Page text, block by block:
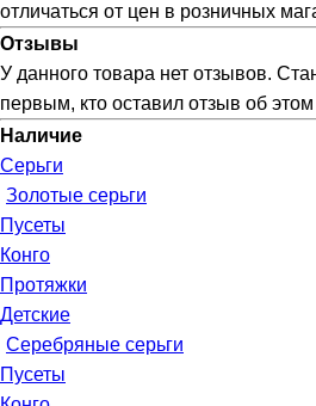
отличаться от цен в розничных
Отзывы
У данного товара нет отзывов.
первым, кто оставил отзыв об
Наличие
Серьги
Золотые серьги
Пусеты
Конго
Протяжки
Детские
Серебряные серьги
Пусеты